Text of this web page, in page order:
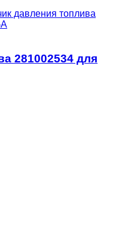
давления топлива
281002534 для